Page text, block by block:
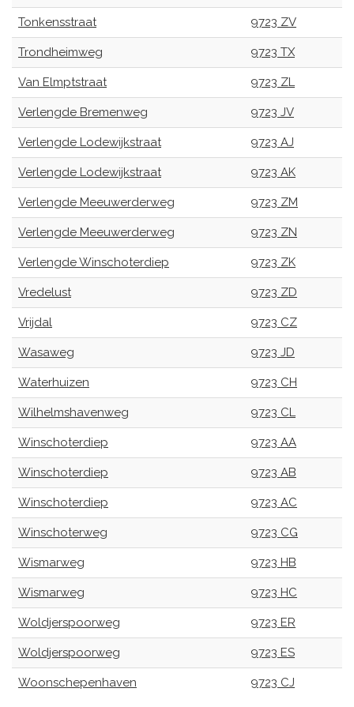
Tonkensstraat 9723 ZV
Trondheimweg 9723 TX
Van Elmptstraat 9723 ZL
Verlengde Bremenweg 9723 JV
Verlengde Lodewijkstraat 9723 AJ
Verlengde Lodewijkstraat 9723 AK
Verlengde Meeuwerderweg 9723 ZM
Verlengde Meeuwerderweg 9723 ZN
Verlengde Winschoterdiep 9723 ZK
Vredelust 9723 ZD
Vrijdal 9723 CZ
Wasaweg 9723 JD
Waterhuizen 9723 CH
Wilhelmshavenweg 9723 CL
Winschoterdiep 9723 AA
Winschoterdiep 9723 AB
Winschoterdiep 9723 AC
Winschoterweg 9723 CG
Wismarweg 9723 HB
Wismarweg 9723 HC
Woldjerspoorweg 9723 ER
Woldjerspoorweg 9723 ES
Woonschepenhaven 9723 CJ